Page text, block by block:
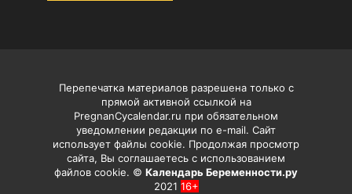
Перепечатка материалов разрешена только с
прямой активной ссылкой на
PregnanCycalendar.ru при обязательном
уведомлении редакции по e-mail. Сайт
использует файлы cookie. Продолжая просмотр
сайта, Вы соглашаетесь с использованием
файлов cookie. © Календарь Беременности.ру
2021 16+